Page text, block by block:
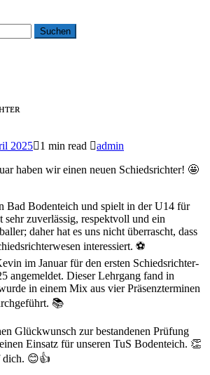
2025 1 min read
admin
haben wir einen neuen Schiedsrichter! 🤩
Bad Bodenteich und spielt in der U14 für
sehr zuverlässig, respektvoll und ein
daher hat es uns nicht überrascht, dass
interessiert. ⚽️
im Januar für den ersten Schiedsrichter-
angemeldet. Dieser Lehrgang fand in
in einem Mix aus vier Präsenzterminen
📚
Glückwunsch zur bestandenen Prüfung
Einsatz für unseren TuS Bodenteich. 👏
dich. 😊👍